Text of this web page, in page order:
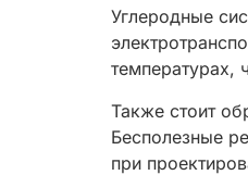
Углеродные
температурах,
Также стоит
Бесполезные
при